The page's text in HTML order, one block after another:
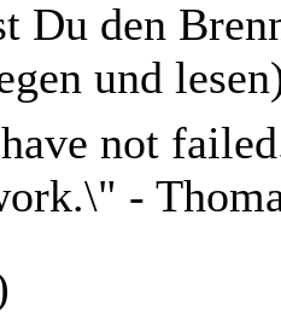
Du den
und
not
-